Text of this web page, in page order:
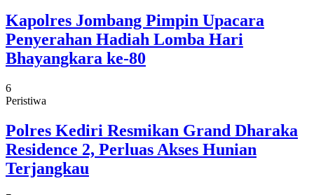
Kapolres Jombang Pimpin Upacara
Penyerahan Hadiah Lomba Hari
Bhayangkara ke-80
6
Peristiwa
Polres Kediri Resmikan Grand Dharaka
Residence 2, Perluas Akses Hunian
Terjangkau